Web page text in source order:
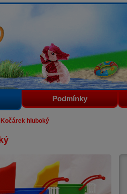
Podmínky
Kočárek hluboký